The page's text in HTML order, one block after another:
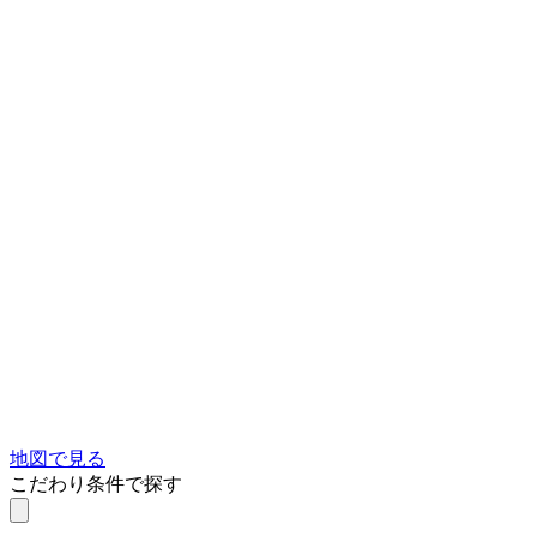
地図で見る
こだわり条件で探す